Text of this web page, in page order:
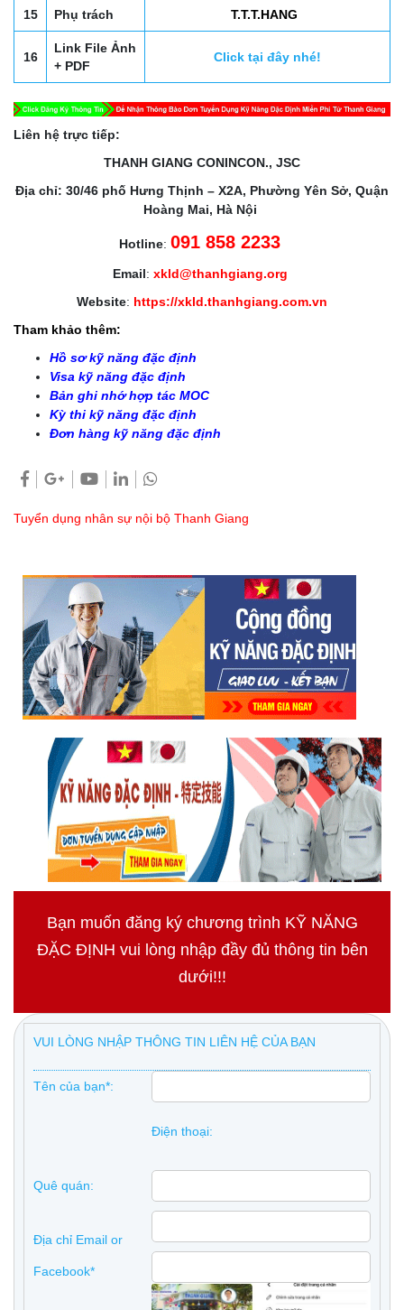
15 Phụ trách T.T.T.HANG
16
Link File Ảnh
+ PDF
Click tại đây nhé!
Liên hệ trực tiếp:
THANH GIANG CONINCON., JSC
Địa chỉ: 30/46 phố Hưng Thịnh – X2A, Phường Yên Sở, Quận
Hoàng Mai, Hà Nội
Hotline: 091 858 2233
Email: xkld@thanhgiang.org
Website: https://xkld.thanhgiang.com.vn
Tham khảo thêm:
Hồ sơ kỹ năng đặc định
Visa kỹ năng đặc định
Bản ghi nhớ hợp tác MOC
Kỳ thi kỹ năng đặc định
Đơn hàng kỹ năng đặc định
Tuyển dụng nhân sự nội bộ Thanh Giang
Bạn muốn đăng ký chương trình KỸ NĂNG
ĐẶC ĐỊNH vui lòng nhập đầy đủ thông tin bên
dưới!!!
VUI LÒNG NHẬP THÔNG TIN LIÊN HỆ CỦA BẠN
Tên của bạn*:
Điện thoại:
Quê quán:
Địa chỉ Email or
Facebook*